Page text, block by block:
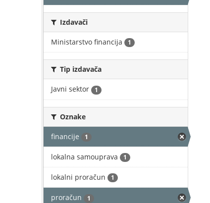
Izdavači
Ministarstvo financija 1
Tip izdavača
Javni sektor 1
Oznake
financije 1
lokalna samouprava 1
lokalni proračun 1
proračun 1